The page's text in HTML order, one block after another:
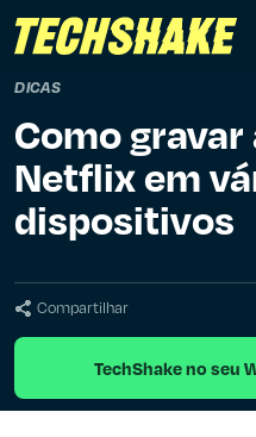
DICAS
Como gravar
Netflix em
dispositivos
Compartilhar
TechShake no seu